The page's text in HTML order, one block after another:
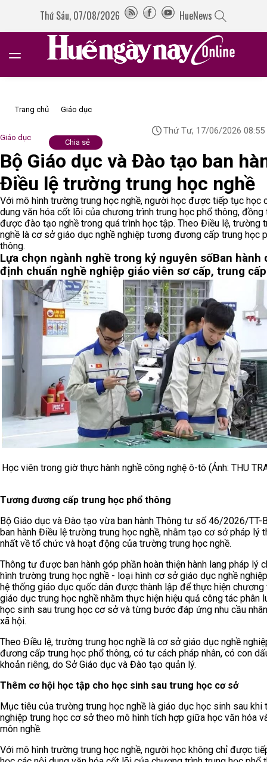
Thứ Sáu, 07/08/2026 HueNews
Trang chủ Giáo dục
Giáo dục
Thứ Tư, 17/06/2026 08:55
Chia sẻ
Bộ Giáo dục và Đào tạo ban
Điều lệ trường trung học nghề
Với mô hình trường trung học nghề, người học được tiếp tục học
dung văn hóa cốt lõi của chương trình trung học phổ thông, đồng
được đào tạo nghề trong quá trình học tập. Theo Điều lệ, trường
nghề là cơ sở giáo dục nghề nghiệp tương đương cấp trung học
thông.
Lựa chọn ngành nghề trong kỷ nguyên sốBan hành
định chuẩn nghề nghiệp giáo viên sơ cấp, trung cấp
Học viên trong giờ thực hành nghề công nghệ ô-tô (Ảnh: THU
Tương đương cấp trung học phổ thông
Bộ Giáo dục và Đào tạo vừa ban hành Thông tư số 46/2026/TT-
ban hành Điều lệ trường trung học nghề, nhằm tạo cơ sở pháp lý
nhất về tổ chức và hoạt động của trường trung học nghề.
Thông tư được ban hành góp phần hoàn thiện hành lang pháp lý
hình trường trung học nghề - loại hình cơ sở giáo dục nghề
hệ thống giáo dục quốc dân được thành lập để thực hiện chương
giáo dục trung học nghề nhằm thực hiện hiệu quả công tác phân
học sinh sau trung học cơ sở và từng bước đáp ứng nhu cầu
xã hội.
Theo Điều lệ, trường trung học nghề là cơ sở giáo dục nghề
đương cấp trung học phổ thông, có tư cách pháp nhân, có con
khoản riêng, do Sở Giáo dục và Đào tạo quản lý.
Thêm cơ hội học tập cho học sinh sau trung học cơ sở
Mục tiêu của trường trung học nghề là giáo dục học sinh sau khi
nghiệp trung học cơ sở theo mô hình tích hợp giữa học văn hóa
môn nghề.
Với mô hình trường trung học nghề, người học không chỉ được